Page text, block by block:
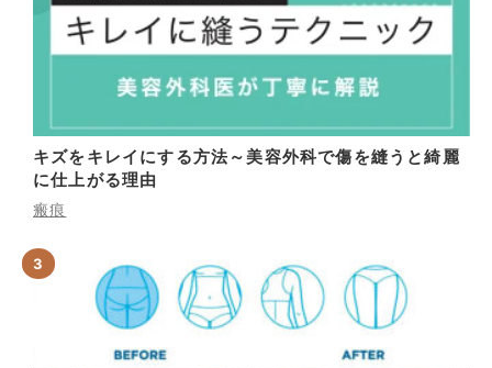
キズをキレイにする方法～美容外科で傷を縫うと綺麗
に仕上がる理由
瘢痕